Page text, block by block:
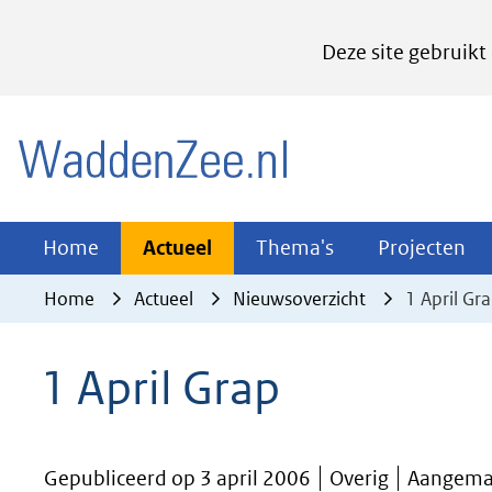
Deze site gebruikt
het
cookies
website
worden
Home Actueel Actueel
Uitklappen
Thema's Thema's
Uitklappen
Projecten
Home Actueel Nieuwsoverzicht 1 April
1 April Grap
Gepubliceerd op 3 april 2006 Overig